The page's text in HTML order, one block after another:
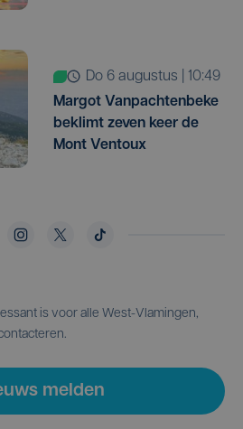
do 6 augustus | 10:49
Margot Vanpachtenbeke
beklimt zeven keer de
Mont Ventoux
is voor alle West-Vlamingen,
melden